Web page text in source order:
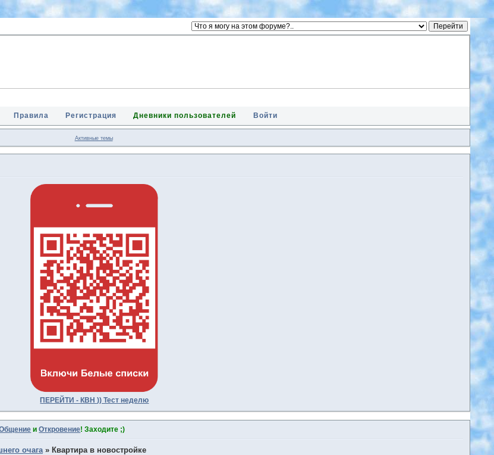
Правила Регистрация Дневники пользователей Войти
Активные темы
ПЕРЕЙТИ - КВН )) Тест неделю
иОткровение! Заходите ;)
очага » Квартира в новостройке